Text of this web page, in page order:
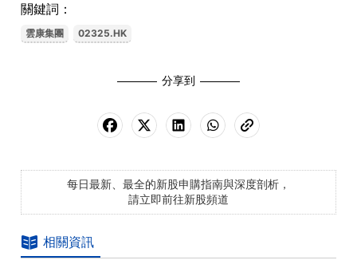
關鍵詞：
雲康集團 02325.HK
分享到
每日最新、最全的新股申購指南與深度剖析，
請立即前往新股頻道
相關資訊